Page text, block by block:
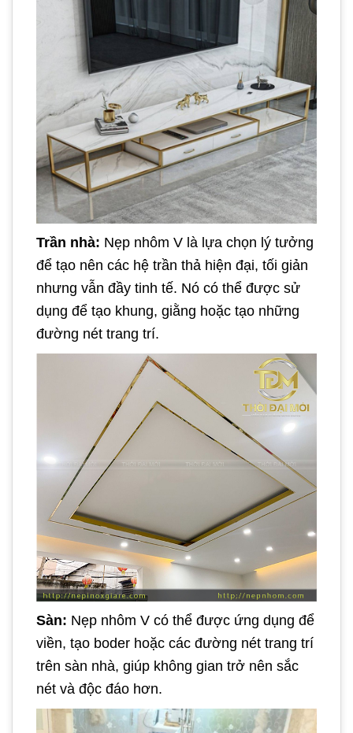
Trần nhà: Nẹp nhôm V là lựa chọn lý tưởng
để tạo nên các hệ trần thả hiện đại, tối giản
nhưng vẫn đầy tinh tế. Nó có thể được sử
dụng để tạo khung, giằng hoặc tạo những
đường nét trang trí.
Sàn: Nẹp nhôm V có thể được ứng dụng để
viền, tạo boder hoặc các đường nét trang trí
trên sàn nhà, giúp không gian trở nên sắc
nét và độc đáo hơn.